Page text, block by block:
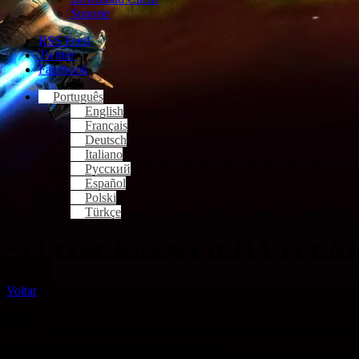
Suporte
RSS Feed
Twitter
Facebook
Português
English
Français
Deutsch
Italiano
Русский
Español
Polski
Türkçe
Voltar